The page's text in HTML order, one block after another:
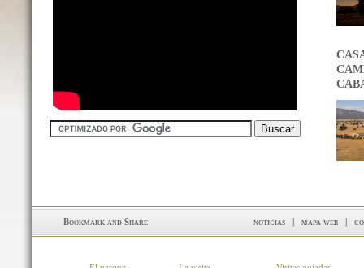
noticias | mapa web |